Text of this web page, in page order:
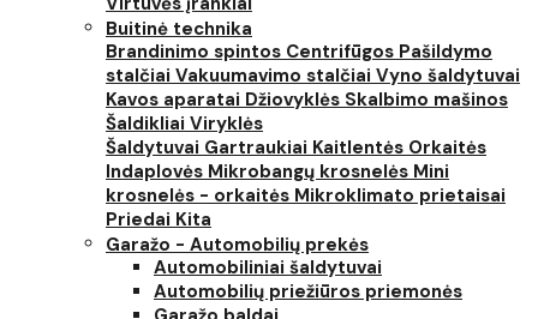
Buitinė technika
Brandinimo spintos Centrifūgos Pašildymo
stalčiai Vakuumavimo stalčiai Vyno šaldytuvai
Kavos aparatai Džiovyklės Skalbimo mašinos
Šaldikliai Viryklės
Šaldytuvai Gartraukiai Kaitlentės Orkaitės
Indaplovės Mikrobangų krosnelės Mini
krosnelės - orkaitės Mikroklimato prietaisai
Priedai Kita
Garažo - Automobilių prekės
Automobiliniai šaldytuvai
Automobilių priežiūros priemonės